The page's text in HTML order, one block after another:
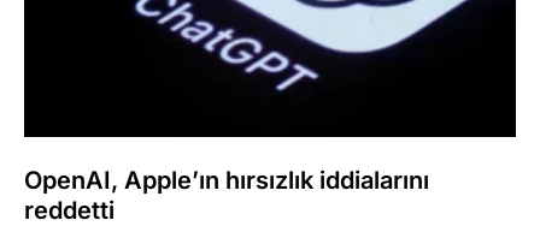
OpenAI, Apple’ın hırsızlık iddialarını
reddetti